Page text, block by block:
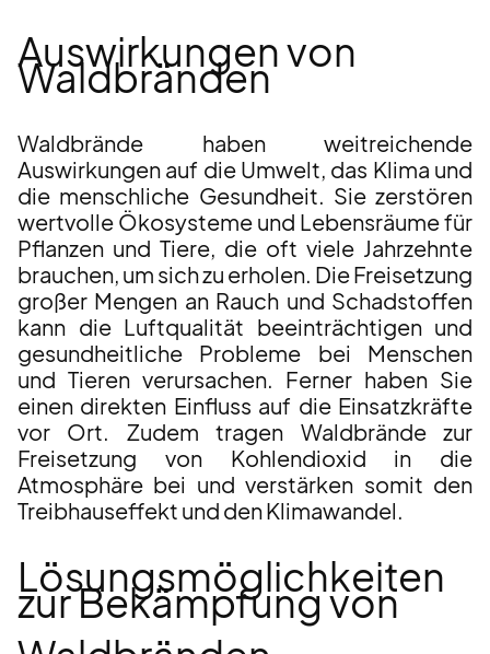
Auswirkungen von
Waldbränden
Waldbrände haben weitreichende
Auswirkungen auf die Umwelt, das Klima und
die menschliche Gesundheit. Sie zerstören
wertvolle Ökosysteme und Lebensräume für
Pflanzen und Tiere, die oft viele Jahrzehnte
brauchen, um sich zu erholen. Die Freisetzung
großer Mengen an Rauch und Schadstoffen
kann die Luftqualität beeinträchtigen und
gesundheitliche Probleme bei Menschen
und Tieren verursachen. Ferner haben Sie
einen direkten Einfluss auf die Einsatzkräfte
vor Ort. Zudem tragen Waldbrände zur
Freisetzung von Kohlendioxid in die
Atmosphäre bei und verstärken somit den
Treibhauseffekt und den Klimawandel.
Lösungsmöglichkeiten
zur Bekämpfung von